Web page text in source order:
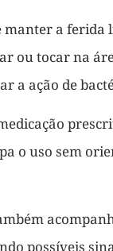
manter a ferida
ou tocar na
a ação de
o uso sem
possíveis